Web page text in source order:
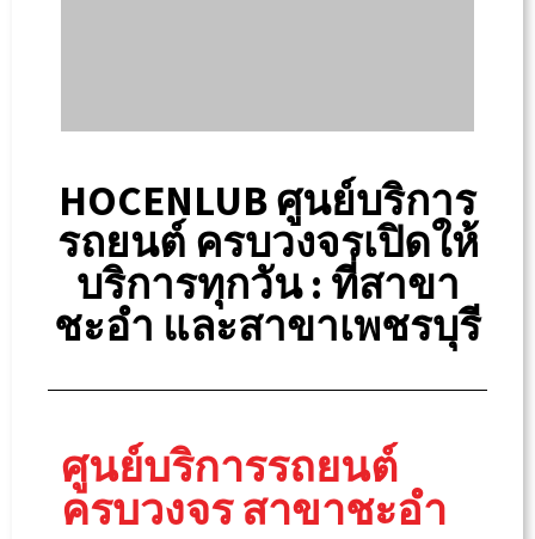
HOCENLUB ศูนย์บริการ
รถยนต์ ครบวงจรเปิดให้
บริการทุกวัน : ที่สาขา
ชะอำ และสาขาเพชรบุรี
ศูนย์บริการรถยนต์
ครบวงจร สาขาชะอำ